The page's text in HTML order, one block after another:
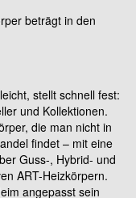
beträgt in den
stellt schnell fest:
und Kollektionen.
die man nicht in
findet – mit eine
Guss-, Hybrid- und
ART-Heizkörpern.
angepasst sein